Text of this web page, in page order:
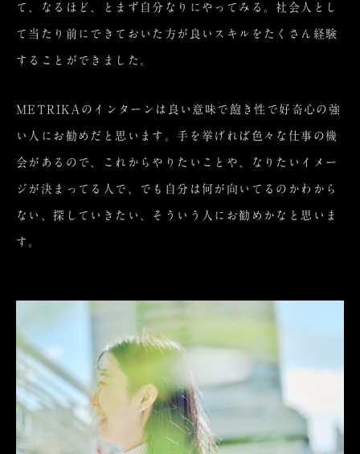
て、なるほど、とまず自分なりにやってみる。社会人とし
て当たり前にできておいた方が良いスキルをたくさん経験
することができました。
METRIKAのインターンは良い意味で飽き性で好奇心の強
い人にお勧めだと思います。手を挙げれば色々な仕事の機
会があるので、これからやりたいことや、なりたいイメー
ジが決まってる人で、でも自分は何が向いてるのかわから
ない、探していきたい、そういう人にお勧めかなと思いま
す。